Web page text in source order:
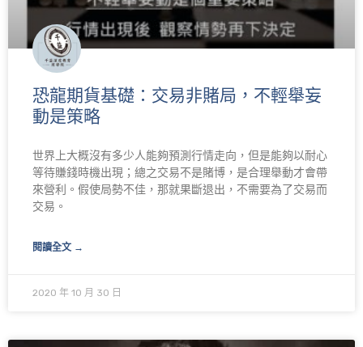
恐龍期貨基礎：交易非賭局，不輕舉妄
動是策略
世界上大概沒有多少人能夠預測行情走向，但是能夠以耐心
等待賺錢時機出現；總之交易不是賭博，是合理舉動才會帶
來營利。假使局勢不佳，那就果斷退出，不需要為了交易而
交易。
閱讀全文 →
2020 年 10 月 30 日